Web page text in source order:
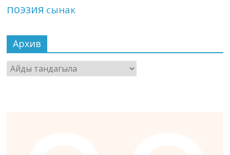
поэзия сынак
Архив
Архив